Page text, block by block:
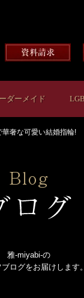
ダーメイド
華奢な可愛い結婚指輪!
雅-miyabi-の
ログをお届けします。